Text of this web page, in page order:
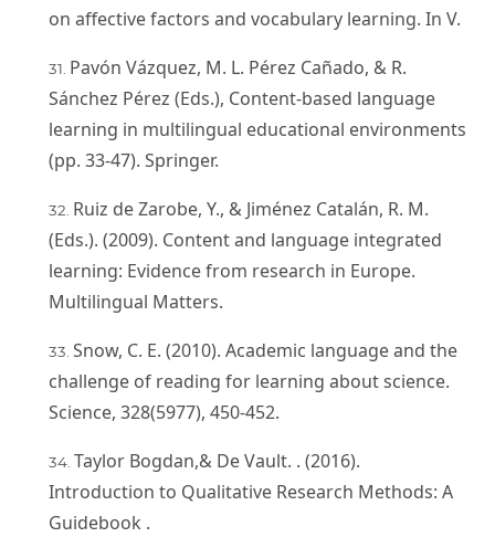
on affective factors and vocabulary learning. In V.
Pavón Vázquez, M. L. Pérez Cañado, & R.
Sánchez Pérez (Eds.), Content-based language
learning in multilingual educational environments
(pp. 33-47). Springer.
Ruiz de Zarobe, Y., & Jiménez Catalán, R. M.
(Eds.). (2009). Content and language integrated
learning: Evidence from research in Europe.
Multilingual Matters.
Snow, C. E. (2010). Academic language and the
challenge of reading for learning about science.
Science, 328(5977), 450-452.
Taylor Bogdan,& De Vault. . (2016).
Introduction to Qualitative Research Methods: A
Guidebook .